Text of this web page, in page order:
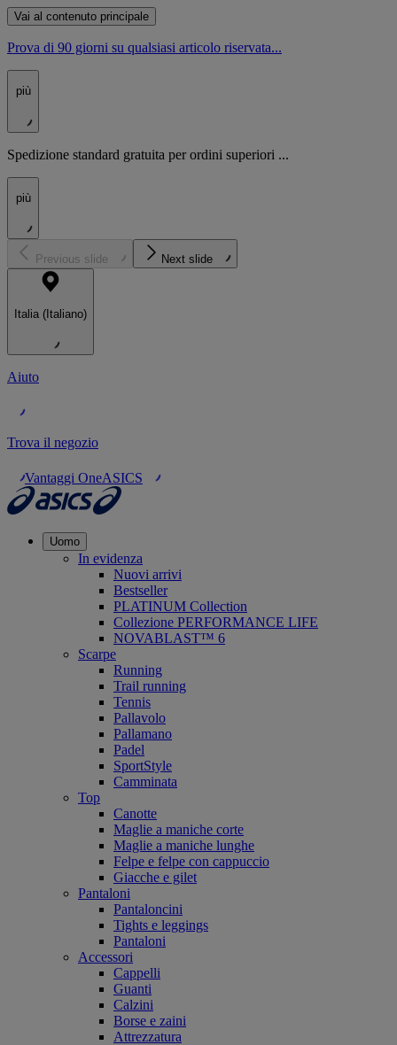
Vai al contenuto principale
Prova di 90 giorni su qualsiasi articolo riservata...
più
Spedizione standard gratuita per ordini superiori ...
più
Previous slide Next slide
Italia (Italiano)
Aiuto
Trova il negozio
Vantaggi OneASICS
Uomo
In evidenza
Nuovi arrivi
Bestseller
PLATINUM Collection
Collezione PERFORMANCE LIFE
NOVABLAST™ 6
Scarpe
Running
Trail running
Tennis
Pallavolo
Pallamano
Padel
SportStyle
Camminata
Top
Canotte
Maglie a maniche corte
Maglie a maniche lunghe
Felpe e felpe con cappuccio
Giacche e gilet
Pantaloni
Pantaloncini
Tights e leggings
Pantaloni
Accessori
Cappelli
Guanti
Calzini
Borse e zaini
Attrezzatura